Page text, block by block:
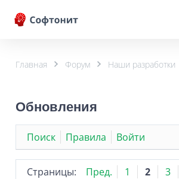
Главная Форум Наши разработки
Обновления
Поиск Правила Войти
Страницы: Пред. 1 2 3